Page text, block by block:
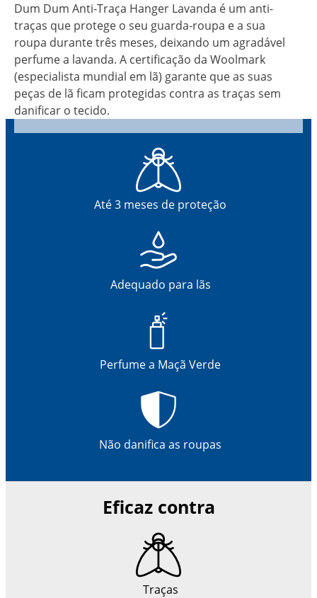
Dum Dum Anti‑Traça Hanger Lavanda é um anti-
traças que protege o seu guarda‑roupa e a sua
roupa durante três meses, deixando um agradável
perfume a lavanda. A certificação da Woolmark
(especialista mundial em lã) garante que as suas
peças de lã ficam protegidas contra as traças sem
danificar o tecido.
Até 3 meses de proteção
Adequado para lãs
Perfume a Maçã Verde
Não danifica as roupas
Eficaz contra
Traças